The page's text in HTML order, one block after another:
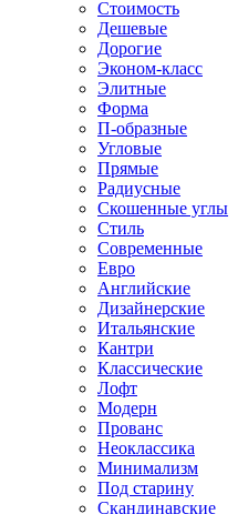
Стоимость
Дешевые
Дорогие
Эконом-класс
Элитные
Форма
П-образные
Угловые
Прямые
Радиусные
Скошенные углы
Стиль
Современные
Евро
Английские
Дизайнерские
Итальянские
Кантри
Классические
Лофт
Модерн
Прованс
Неоклассика
Минимализм
Под старину
Скандинавские